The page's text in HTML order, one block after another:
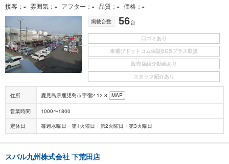
接客 - 雰囲気 - アフター - 品質 - 価格 -
掲載台数 56台
口コミあり
車選びドットコム保証EGSプラス取扱
販売店紹介動画あり
スタッフ紹介あり
住所 鹿児島県鹿児島市宇宿2-12-8 MAP
営業時間 1000〜1800
定休日 毎週水曜日・第1火曜日・第2火曜日・第3火曜日
スバル九州株式会社 下荒田店